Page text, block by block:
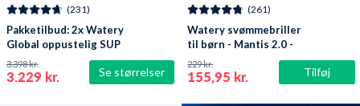
Se størrelser
(231)
Pakketilbud: 2x Watery
Global oppustelig SUP
PaddleBoard 10'6
3.229 kr.
3.398 kr.
Tilføj
(261)
Watery svømmebriller
til børn - Mantis 2.0 -
Lilla/klar
155,95 kr.
229 kr.